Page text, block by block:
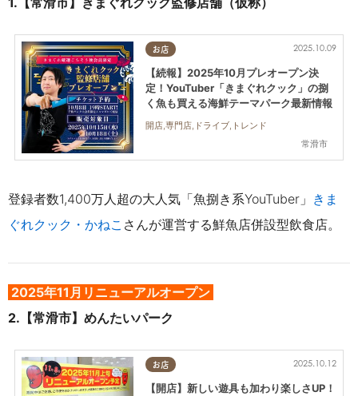
お店
常滑市
2025.10.09
【続報】2025年10月プレオープン決
定！YouTuber「きまぐれクック」の捌
く魚も買える海鮮テーマパーク最新情報
開店,専門店,ドライブ,トレンド
登録者数1,400万人超の大人気「魚捌き系YouTuber 」 きま
ぐれクック・かねこ さんが運営する鮮魚店併設型飲食店。
2025年11月リニューアルオープン
2.【常滑市】めんたいパーク
お店 2025.10.12
【開店】新しい遊具も加わり楽しさUP！